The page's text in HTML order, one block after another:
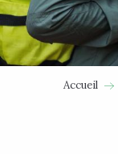
Accueil